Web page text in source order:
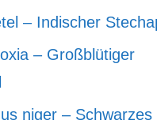
– Indischer
– Großblütiger
niger – Schwarzes